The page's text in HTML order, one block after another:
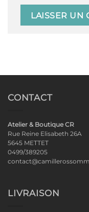
CONTACT
Atelier & Boutique CR
Rue Reine Elisabeth 26A
5645 METTET
0499/389205
LIVRAISON